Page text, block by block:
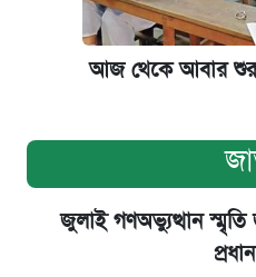
আজ থেকে আবার শুরু
জুলাই গণঅভ্যুত্থান